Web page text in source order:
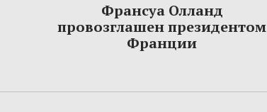
Франсуа Олланд
провозглашен президентом
Франции